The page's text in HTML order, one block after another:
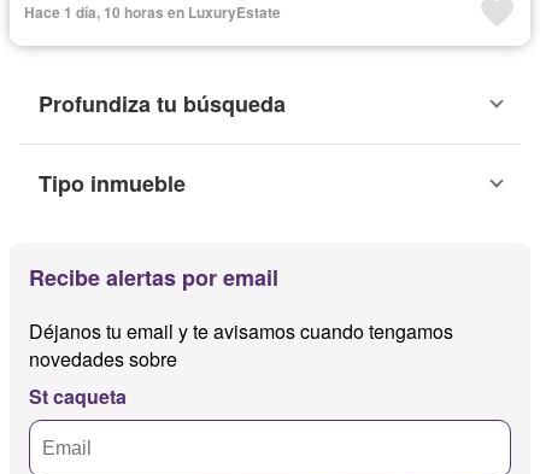
Hace 1 día, 10 horas en LuxuryEstate
Profundiza tu búsqueda
Tipo inmueble
Recibe alertas por email
Déjanos tu email y te avisamos cuando tengamos
novedades sobre
St caqueta